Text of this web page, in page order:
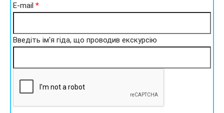
E-mail*
Введіть ім'я гіда, що проводив екскурсію